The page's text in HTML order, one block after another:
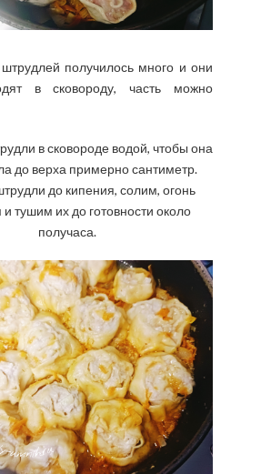
штрудлей получилось много и они
в сковороду, часть можно
в сковороде водой, чтобы она
до верха примерно сантиметр.
до кипения, солим, огонь
тушим их до готовности около
получаса.